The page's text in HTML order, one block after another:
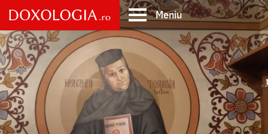
Skip
to
main
content
Meniu
Main
navigation